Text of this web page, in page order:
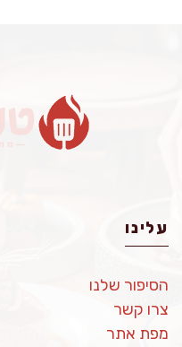
עלינו
הסיפור שלנו
צרו קשר
מפת אתר